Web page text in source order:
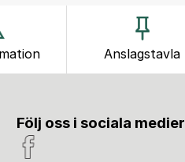
Anslagstavla
Följ oss i sociala medier